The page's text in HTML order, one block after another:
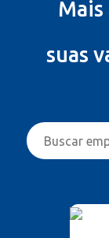
Mais
suas